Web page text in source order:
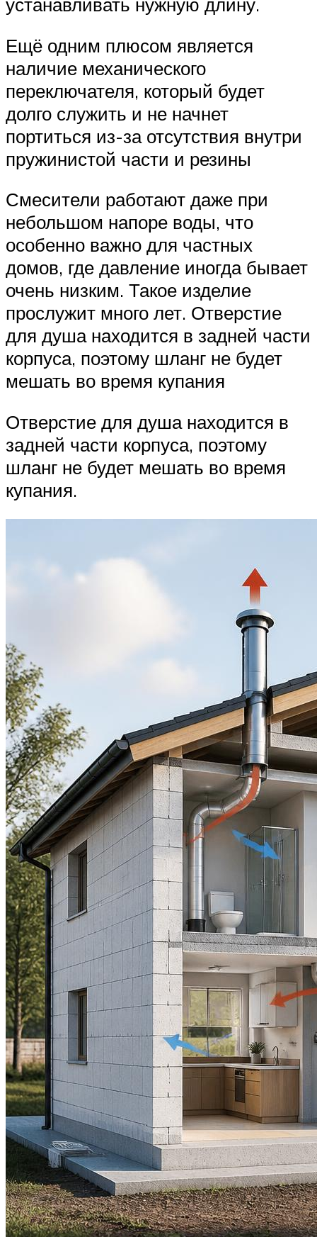
Ещё одним плюсом является
наличие механического
переключателя, который будет
долго служить и не начнет
портиться из-за отсутствия внутри
пружинистой части и резины
Смесители работают даже при
небольшом напоре воды, что
особенно важно для частных
домов, где давление иногда бывает
очень низким. Такое изделие
прослужит много лет. Отверстие
для душа находится в задней части
корпуса, поэтому шланг не будет
мешать во время купания
Отверстие для душа находится в
задней части корпуса, поэтому
шланг не будет мешать во время
купания.